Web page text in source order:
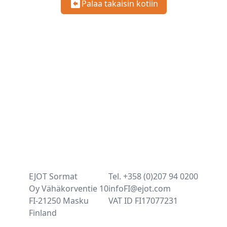
Palaa takaisin kotiin
EJOT Sormat
Oy Vähäkorventie 10
FI-21250 Masku
Finland
Tel. +358 (0)207 94 0200
infoFI@ejot.com
VAT ID FI17077231